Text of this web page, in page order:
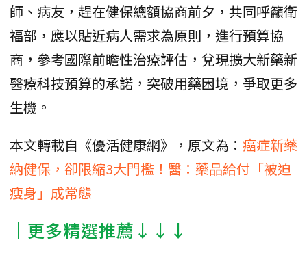
師、病友，趕在健保總額協商前夕，共同呼籲衛
福部，應以貼近病人需求為原則，進行預算協
商，參考國際前瞻性治療評估，兌現擴大新藥新
醫療科技預算的承諾，突破用藥困境，爭取更多
生機。
本文轉載自《優活健康網》，原文為： 癌症新藥
納健保，卻限縮3大門檻！醫：藥品給付「被迫
瘦身」成常態
│更多精選推薦↓↓↓